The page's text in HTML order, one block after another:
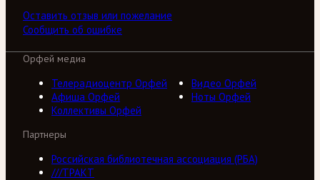
Оставить отзыв или пожелание
Сообщить об ошибке
Орфей медиа
Телерадиоцентр Орфей
Видео Орфей
Афиша Орфей
Ноты Орфей
Коллективы Орфей
Партнеры
Российская библиотечная ассоциация (РБА)
///ТРАКТ